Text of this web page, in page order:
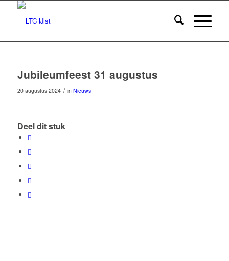
Jubileumfeest 31 augustus
20 augustus 2024 / in Nieuws
Deel dit stuk